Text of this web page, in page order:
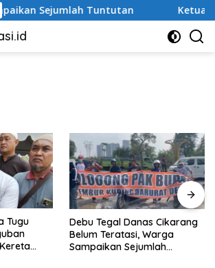
Tuntutan Ketua DPRD Kota
Tegal Danas Cikarang
Teratasi, Warga
Sampaikan Sejumlah
Ketua DPRD
Sardi Efendi:
Anggaran